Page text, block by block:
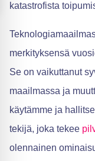
katastrofista
merkityksensä
Se on vaikuttanut
maailmassa ja
käytämme ja
tekijä, joka tekee
olennainen